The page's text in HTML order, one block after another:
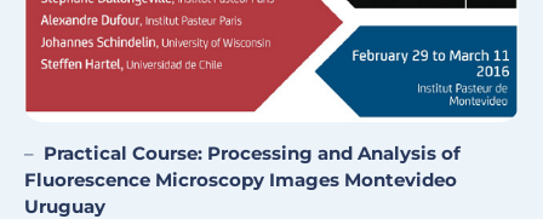
– Practical Course: Processing and Analysis of
Fluorescence Microscopy Images Montevideo
Uruguay